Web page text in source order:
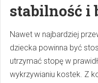
stabilność i
Nawet w najbardziej
dziecka powinna być
utrzymać stopę w
wykrzywianiu kostek. Z